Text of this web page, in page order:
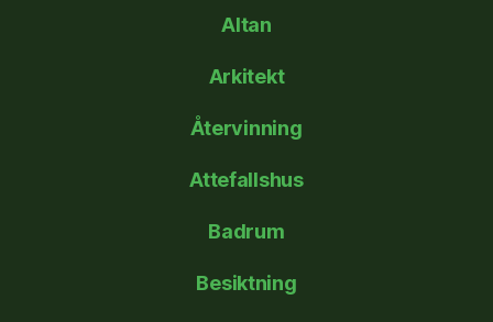
Altan
Arkitekt
Återvinning
Attefallshus
Badrum
Besiktning